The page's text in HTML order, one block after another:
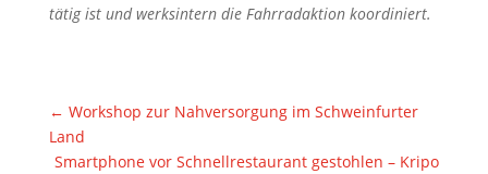
tätig ist und werksintern die Fahrradaktion koordiniert.
← Workshop zur Nahversorgung im Schweinfurter
Land
Smartphone vor Schnellrestaurant gestohlen – Kripo